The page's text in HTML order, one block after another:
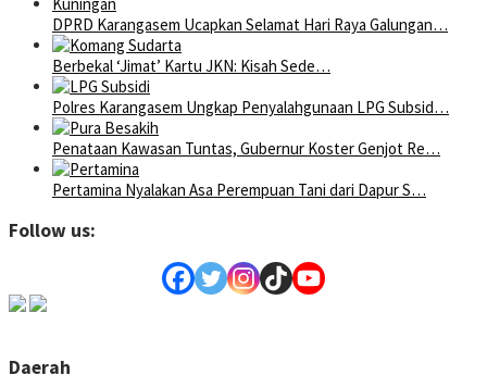
DPRD Karangasem Ucapkan Selamat Hari Raya Galungan…
Berbekal ‘Jimat’ Kartu JKN: Kisah Sede…
Polres Karangasem Ungkap Penyalahgunaan LPG Subsid…
Penataan Kawasan Tuntas, Gubernur Koster Genjot Re…
Pertamina Nyalakan Asa Perempuan Tani dari Dapur S…
Follow us:
Daerah